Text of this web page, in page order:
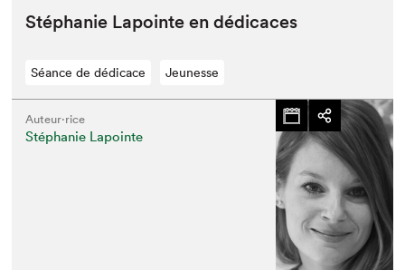
Stéphanie Lapointe en dédicaces
Séance de dédicace Jeunesse
Auteur·rice
Stéphanie Lapointe